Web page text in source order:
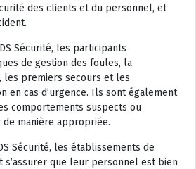
des clients et du personnel, et
Sécurité, les participants
de gestion des foules, la
les premiers secours et les
en cas d’urgence. Ils sont également
comportements suspects ou
manière appropriée.
Sécurité, les établissements de
s’assurer que leur personnel est bien